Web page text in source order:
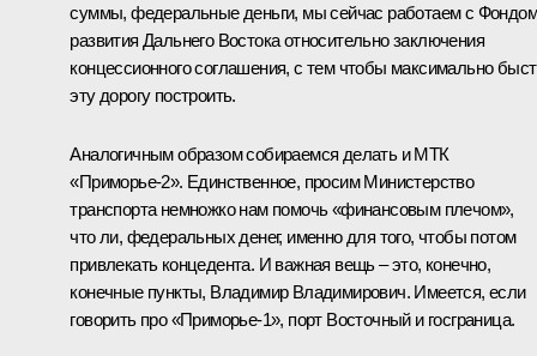
суммы, федеральные деньги, мы сейчас работаем с Фондом
развития Дальнего Востока относительно заключения
концессионного соглашения, с тем чтобы максимально
эту дорогу построить.
Аналогичным образом собираемся делать и МТК
«Приморье‑2». Единственное, просим Министерство
транспорта немножко нам помочь «финансовым плечом»,
что ли, федеральных денег, именно для того, чтобы потом
привлекать концедента. И важная вещь – это, конечно,
конечные пункты, Владимир Владимирович. Имеется, если
говорить про «Приморье‑1», порт Восточный и госграница.